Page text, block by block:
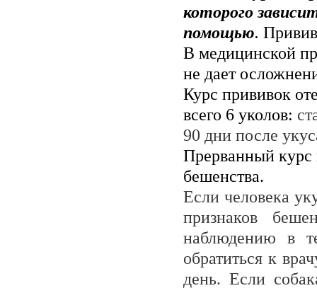
которого
помощью.
В медицинской
не дает
Курс прививок
всего 6 уколов:
90 дни после
Прерванный
бешенства.
Если человека
признаков
наблюдению в
обратиться к
день. Если